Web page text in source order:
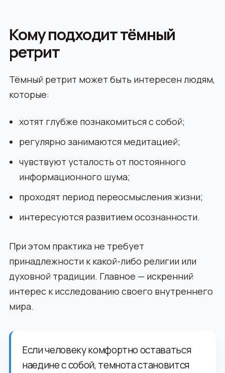
Кому подходит тёмный
ретрит
Тёмный ретрит может быть интересен людям,
которые:
хотят глубже познакомиться с собой;
регулярно занимаются медитацией;
чувствуют усталость от постоянного
информационного шума;
проходят период переосмысления жизни;
интересуются развитием осознанности.
При этом практика не требует
принадлежности к какой-либо религии или
духовной традиции. Главное — искренний
интерес к исследованию своего внутреннего
мира.
Если человеку комфортно оставаться
наедине с собой, темнота становится